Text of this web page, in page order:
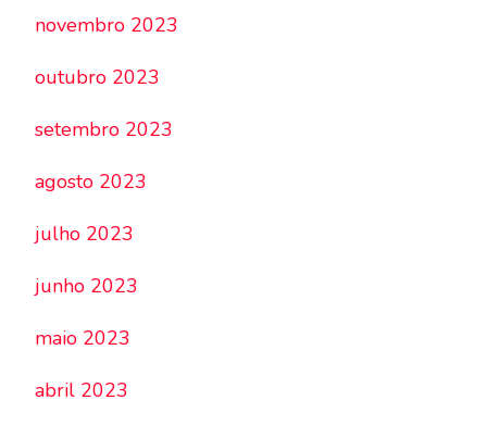
novembro 2023
outubro 2023
setembro 2023
agosto 2023
julho 2023
junho 2023
maio 2023
abril 2023